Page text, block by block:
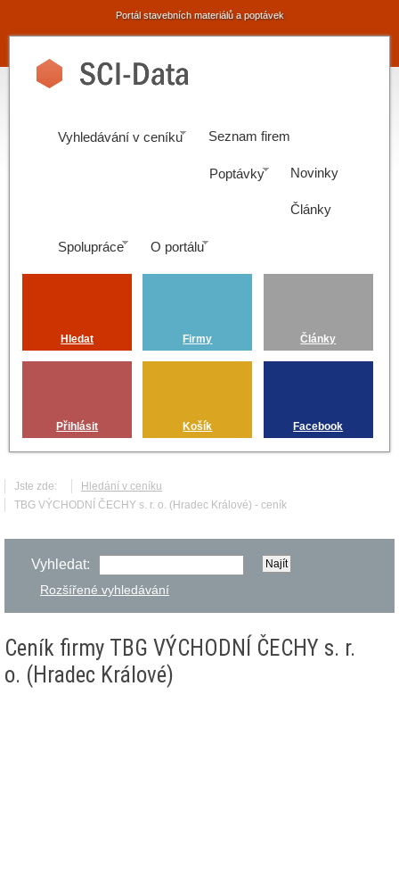
Portál stavebních materiálů a poptávek
Vyhledávání v ceníku Seznam firem
Poptávky Novinky
Články
Spolupráce O portálu
Hledat Firmy Články
Přihlásit Košík Facebook
Jste zde:
Hledání v ceníku
TBG VÝCHODNÍ ČECHY s. r. o. (Hradec Králové) - ceník
Vyhledat:
Rozšířené vyhledávání
Ceník firmy TBG VÝCHODNÍ ČECHY s. r.
o. (Hradec Králové)